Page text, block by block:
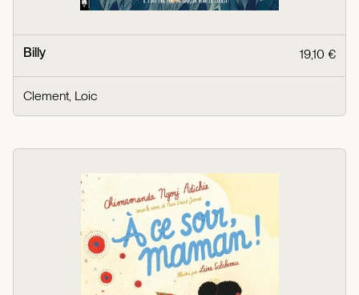
Billy 19,10 €
Clement, Loic